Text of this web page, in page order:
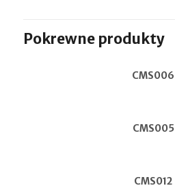
Pokrewne produkty
CMS006
CMS005
CMS012